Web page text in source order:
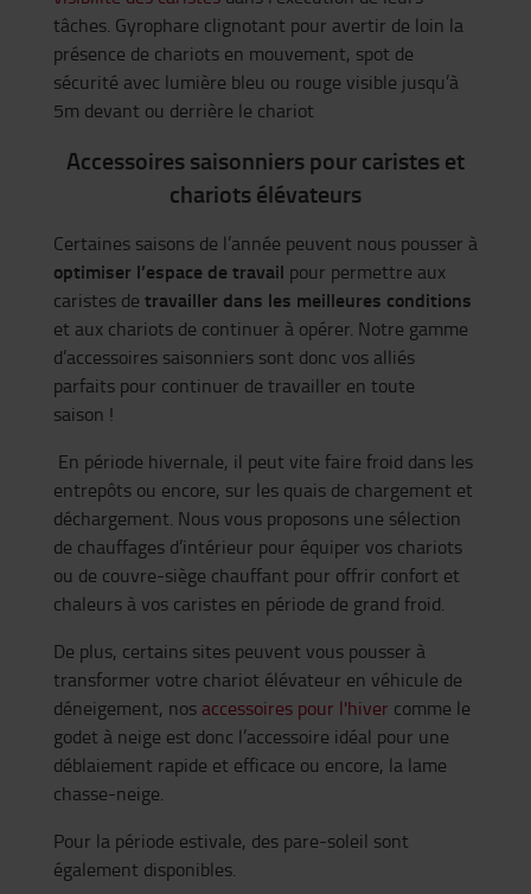
tâches. Gyrophare clignotant pour avertir de loin la
présence de chariots en mouvement, spot de
sécurité avec lumière bleu ou rouge visible jusqu’à
5m devant ou derrière le chariot
Accessoires saisonniers pour caristes et
chariots élévateurs
Certaines saisons de l’année peuvent nous pousser à
optimiser l’espace de travail pour permettre aux
caristes de travailler dans les meilleures conditions
et aux chariots de continuer à opérer. Notre gamme
d’accessoires saisonniers sont donc vos alliés
parfaits pour continuer de travailler en toute
saison !
En période hivernale, il peut vite faire froid dans les
entrepôts ou encore, sur les quais de chargement et
déchargement. Nous vous proposons une sélection
de chauffages d’intérieur pour équiper vos chariots
ou de couvre-siège chauffant pour offrir confort et
chaleurs à vos caristes en période de grand froid.
De plus, certains sites peuvent vous pousser à
transformer votre chariot élévateur en véhicule de
déneigement, nos accessoires pour l'hiver comme le
godet à neige est donc l’accessoire idéal pour une
déblaiement rapide et efficace ou encore, la lame
chasse-neige.
Pour la période estivale, des pare-soleil sont
également disponibles.